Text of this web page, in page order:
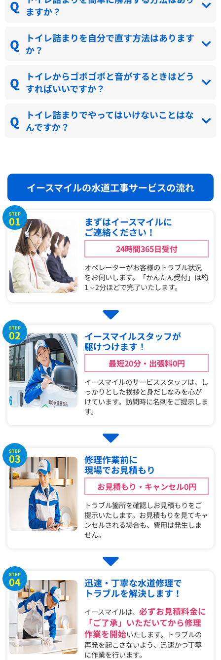
ますか？
トイレ詰まりを自分で直す方法はあります
か？
トイレからゴボゴボと音がするときはどう
すればいいですか？
トイレ詰まりでやってはいけないことはな
んですか？
イースマイルの水道工事サービスの流れ
STEP
01
まずはイースマイルに
ご連絡ください！
24時間365日受付
オペレーターがお客様のトラブル状況
をお伺いします。「かんたん受付」は約
1～2分ほどで完了いたします。
STEP
02
イースマイルスタッフが
駆けつけます！
最短20分・出張料0円
イースマイルのサービススタッフは、し
っかりとした挨拶と身だしなみを心が
けています。訪問時に名刺をご提示しま
す。
STEP
03
修理作業前に
現場でお見積もり
お見積もり・キャンセル0円
トラブル箇所を確認しお見積もりをご
提示いたします。お見積もりを見てキャ
ンセルされる場合も、費用は発生しま
せん。
STEP
04
迅速・丁寧な水道修理で
トラブルを解決します！
イースマイルは、必ずお見積料金に
「ご了承」いただいてから修理
作業を開始いたします。トラブルの
再発を起こさないよう、迅速かつ丁寧
に作業を行います。